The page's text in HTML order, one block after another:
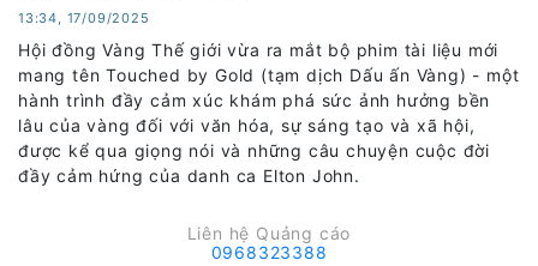
13:34, 17/09/2025
Hội đồng Vàng Thế giới vừa ra mắt bộ phim tài liệu mới
mang tên Touched by Gold (tạm dịch Dấu ấn Vàng) - một
hành trình đầy cảm xúc khám phá sức ảnh hưởng bền
lâu của vàng đối với văn hóa, sự sáng tạo và xã hội,
được kể qua giọng nói và những câu chuyện cuộc đời
đầy cảm hứng của danh ca Elton John.
Liên hệ Quảng cáo
0968323388